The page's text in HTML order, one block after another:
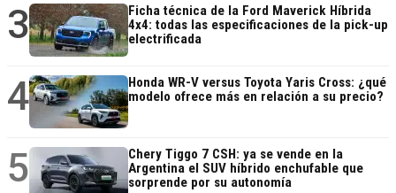
3
Ficha técnica de la Ford Maverick Híbrida
4x4: todas las especificaciones de la pick-up
electrificada
4
Honda WR-V versus Toyota Yaris Cross: ¿qué
modelo ofrece más en relación a su precio?
5
Chery Tiggo 7 CSH: ya se vende en la
Argentina el SUV híbrido enchufable que
sorprende por su autonomía